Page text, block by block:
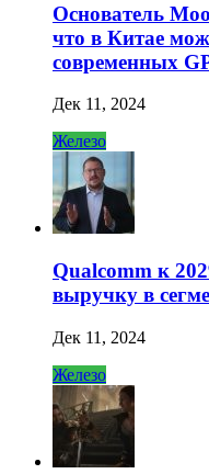
Основатель
что в Китае
современных
Дек 11, 2024
Железо
Qualcomm к
выручку в
Дек 11, 2024
Железо